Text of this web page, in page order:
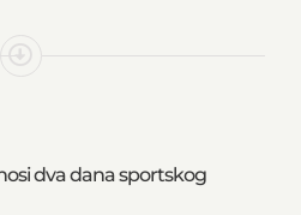
dva dana sportskog